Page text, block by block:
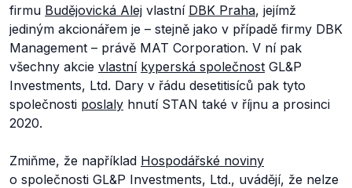
firmu Budějovická Alej vlastní DBK Praha, jejímž
jediným akcionářem je – stejně jako v případě firmy DBK
Management – právě MAT Corporation. V ní pak
všechny akcie vlastní kyperská společnost GL&P
Investments, Ltd. Dary v řádu desetitisíců pak tyto
společnosti poslaly hnutí STAN také v říjnu a prosinci
2020.
Zmiňme, že například Hospodářské noviny
o společnosti GL&P Investments, Ltd., uvádějí, že nelze